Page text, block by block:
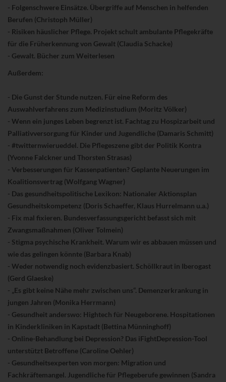
- Folgenschwere Einsätze. Übergriffe auf Menschen in helfenden
Berufen (Christoph Müller)
- Risiken häuslicher Pflege. Projekt schult ambulante Pflegekräfte
für die Früherkennung von Gewalt (Claudia Schacke)
- Gewalt. Bücher zum Weiterlesen
Außerdem:
- Die Gunst der Stunde nutzen. Für eine Reform des
Auswahlverfahrens zum Medizinstudium (Moritz Völker)
- Wenn ein junges Leben begrenzt ist. Fachtag zu Hospizarbeit und
Palliativversorgung für Kinder und Jugendliche (Damaris Schmitt)
- #twitternwierueddel. Die Pflegeszene gibt der Politik Kontra
(Yvonne Falckner und Thorsten Strasas)
- Verbesserungen für Kassenpatienten? Geplante Neuerungen im
Koalitionsvertrag (Wolfgang Wagner)
- Das gesundheitspolitische Lexikon: Nationaler Aktionsplan
Gesundheitskompetenz (Doris Schaeffer, Klaus Hurrelmann u.a.)
- Fix mal fixieren. Bundesverfassungsgericht befasst sich mit
Zwangsmaßnahmen (Oliver Tolmein)
- Stigma psychische Krankheit. Warum wir es abbauen müssen und
wie das gelingen könnte (Barbara Knab)
- Weder notwendig noch evidenzbasiert. Schöllkraut in Iberogast
(Gerd Glaeske)
- „Es gibt keine Nähe mehr zwischen uns“. Demenzerkrankung in
jungen Jahren (Monika Herrmann)
- Gesundheit anderswo: Hightech für Neugeborene. Hospitationen
in Kinderkliniken in Kapstadt (Bettina Münninghoff)
- Online-Behandlung bei Depression? Das iFightDepression-Tool
unterstützt Betroffene (Caroline Oehler)
- Gesundheitsexperten von morgen: Migration und
Fachkräftemangel. Jugendliche für Pflegeberufe gewinnen (Sandra